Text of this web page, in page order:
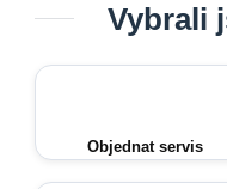
Vybrali
Objednat servis